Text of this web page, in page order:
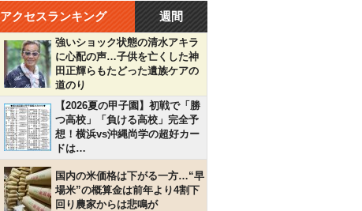
アクセスランキング 週間
強いショック状態の清水アキラ
に心配の声…子供を亡くした神
田正輝らもたどった遺族ケアの
道のり
【2026夏の甲子園】初戦で「勝
つ高校」「負ける高校」完全予
想！横浜vs沖縄尚学の超好カー
ドは…
国内の米価格は下がる一方…“早
場米”の概算金は前年より4割下
回り農家からは悲鳴が